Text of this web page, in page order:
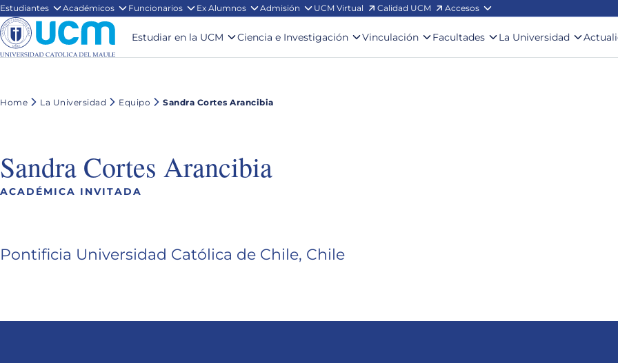
Estudiantes Académicos Funcionarios Ex Alumnos Admisión UCM Virtual Calidad UCM Accesos
Estudiar en la UCM Ciencia e Investigación Vinculación Facultades La Universidad
Home La Universidad Equipo Sandra Cortes Arancibia
Sandra Cortes Arancibia
ACADÉMICA INVITADA
Pontificia Universidad Católica de Chile, Chile